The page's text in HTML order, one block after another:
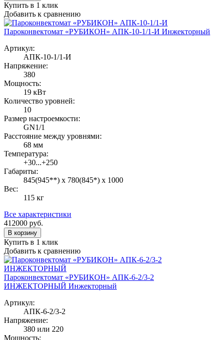
Купить в 1 клик
Добавить к сравнению
Пароконвектомат «РУБИКОН» АПК-10-1/1-И Инжекторный
Артикул:
АПК-10-1/1-И
Напряжение:
380
Мощность:
19 кВт
Количество уровней:
10
Размер настроемкости:
GN1/1
Расстояние между уровнями:
68 мм
Температура:
+30...+250
Габариты:
845(945**) х 780(845*) х 1000
Вес:
115 кг
Все характеристики
412000 руб.
В корзину
Купить в 1 клик
Добавить к сравнению
Пароконвектомат «РУБИКОН» АПК-6-2/3-2
ИНЖЕКТОРНЫЙ Инжекторный
Артикул:
АПК-6-2/3-2
Напряжение:
380 или 220
Мощность: